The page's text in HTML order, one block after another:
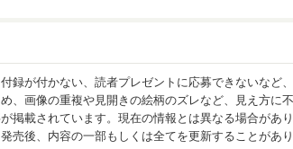
録が付かない、読者プレゼントに応募できないなど
、画像の重複や見開きの絵柄のズレなど、見え方に
掲載されています。現在の情報とは異なる場合があ
売後、内容の一部もしくは全てを更新することがあ